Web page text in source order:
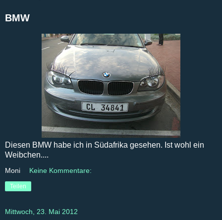
BMW
Diesen BMW habe ich in Südafrika gesehen. Ist wohl ein
Weibchen....
Moni Keine Kommentare:
Teilen
Mittwoch, 23. Mai 2012